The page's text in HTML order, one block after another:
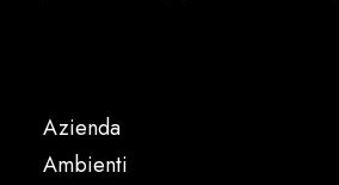
Azienda
Ambienti